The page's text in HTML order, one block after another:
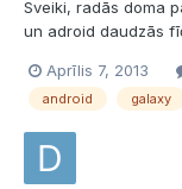
Sveiki, radās doma
un adroid daudzās
iPhone 5 izturības
dažnedažādiem
Aprīlis 7, 2013
android galaxy